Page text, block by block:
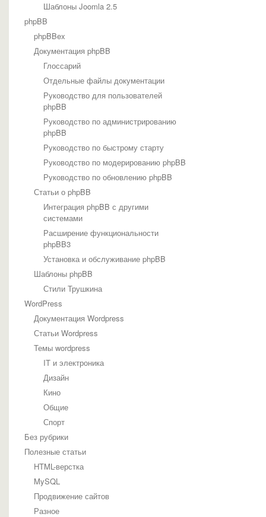
Шаблоны Joomla 2.5
phpBB
phpBBex
Документация phpBB
Глоссарий
Отдельные файлы документации
Руководство для пользователей
phpBB
Руководство по администрированию
phpBB
Руководство по быстрому старту
Руководство по модерированию phpBB
Руководство по обновлению phpBB
Статьи о phpBB
Интеграция phpBB с другими
системами
Расширение функциональности
phpBB3
Установка и обслуживание phpBB
Шаблоны phpBB
Стили Трушкина
WordPress
Документация Wordpress
Статьи Wordpress
Темы wordpress
IT и электроника
Дизайн
Кино
Общие
Спорт
Без рубрики
Полезные статьи
HTML-верстка
MySQL
Продвижение сайтов
Разное